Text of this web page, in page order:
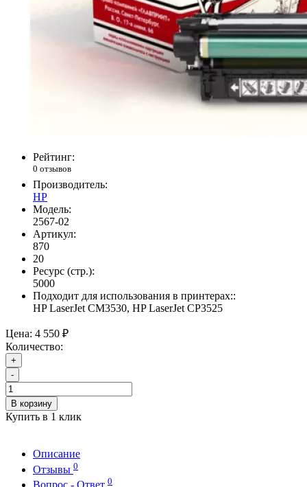
Рейтинг:
0 отзывов
Производитель:
HP
Модель:
2567-02
Артикул:
870
20
Ресурс (стр.):
5000
Подходит для использования в принтерах::
HP LaserJet CM3530, HP LaserJet CP3525
Цена: 4 550 ₽
Количество:
+
-
В корзину
Купить в 1 клик
Описание
Отзывы 0
0